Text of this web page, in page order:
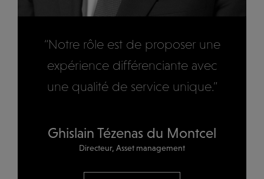
“Notre rôle est de proposer une
expérience différenciante avec
une qualité de service unique.”
Ghislain Tézenas du Montcel
Directeur, Asset management